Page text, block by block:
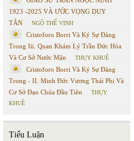
1923 -2025 VÀ ƯỚC VỌNG DUY
TÂN
NGÔ THẾ VINH
Cristoforo Borri Và Ký Sự Đàng
Trong Iii. Quan Khám Lý Trần Đức Hòa
Và Cơ Sở Nước Mặn
THỤY KHUÊ
Cristoforo Borri Và Ký Sự Đàng
Trong - II. Minh Đức Vương Thái Phi Và
Cơ Sở Đạo Chúa Đầu Tiên
THỤY
KHUÊ
Tiểu Luận